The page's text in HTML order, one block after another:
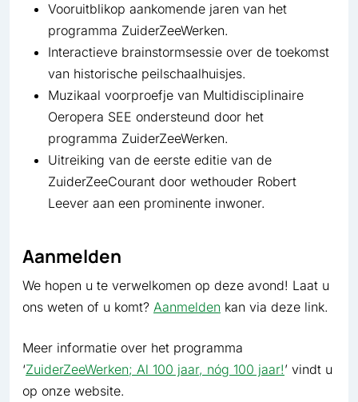
Vooruitblikop aankomende jaren van het
programma ZuiderZeeWerken.
Interactieve brainstormsessie over de toekomst
van historische peilschaalhuisjes.
Muzikaal voorproefje van Multidisciplinaire
Oeropera SEE ondersteund door het
programma ZuiderZeeWerken.
Uitreiking van de eerste editie van de
ZuiderZeeCourant door wethouder Robert
Leever aan een prominente inwoner.
Aanmelden
We hopen u te verwelkomen op deze avond! Laat u
ons weten of u komt? Aanmelden kan via deze link.
Meer informatie over het programma
‘ZuiderZeeWerken; Al 100 jaar, nóg 100 jaar!’ vindt u
op onze website.